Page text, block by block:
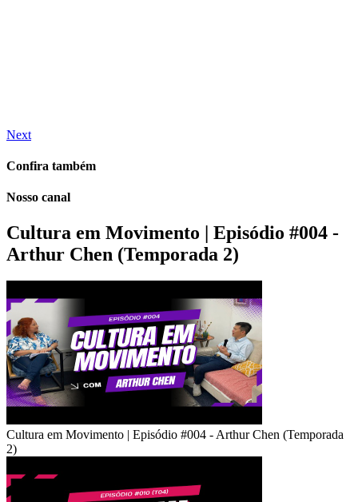
Next
Confira também
Nosso canal
Cultura em Movimento | Episódio #004 -
Arthur Chen (Temporada 2)
Cultura em Movimento | Episódio #004 - Arthur Chen (Temporada
2)